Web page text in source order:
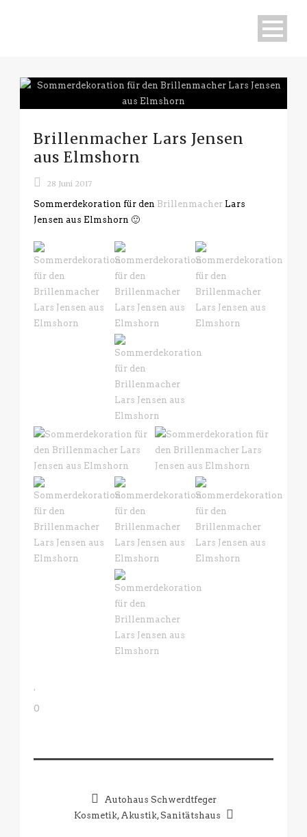
Brillenmacher Lars Jensen
aus Elmshorn
28 Juni 2017
Sommerdekoration für den Brillenmacher Lars
Jensen aus Elmshorn 🙂
0
Autohaus Schwerdtfeger
Kosmetik, Akustik, Sanitätshaus